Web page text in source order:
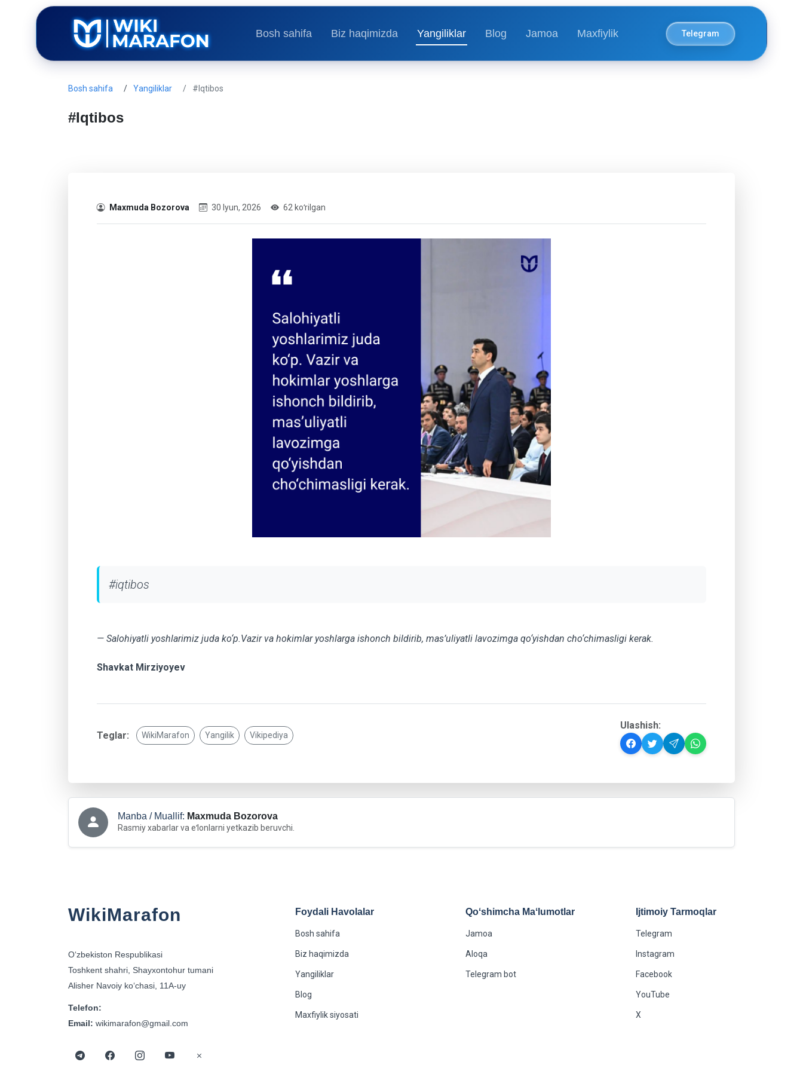
Bosh sahifa Biz haqimizda Yangiliklar Blog Jamoa Maxfiylik Telegram
Bosh sahifa Yangiliklar #Iqtibos
#Iqtibos
Maxmuda Bozorova 30 Iyun, 2026 62 koʻrilgan
#iqtibos
— Salohiyatli yoshlarimiz juda ko‘p.Vazir va hokimlar yoshlarga ishonch bildirib, mas’uliyatli lavozimga qo‘yishdan cho‘chimasligi kerak.
Shavkat Mirziyoyev
Teglar: WikiMarafon Yangilik Vikipediya
Ulashish:
Manba / Muallif: Maxmuda Bozorova
Rasmiy xabarlar va eʻlonlarni yetkazib beruvchi.
WikiMarafon
Oʻzbekiston Respublikasi
Toshkent shahri, Shayxontohur tumani
Alisher Navoiy koʻchasi, 11A-uy
Telefon:
Email: wikimarafon@gmail.com
Foydali Havolalar
Bosh sahifa
Biz haqimizda
Yangiliklar
Blog
Maxfiylik siyosati
Qoʻshimcha Maʻlumotlar
Jamoa
Aloqa
Telegram bot
Ijtimoiy Tarmoqlar
Telegram
Instagram
Facebook
YouTube
X